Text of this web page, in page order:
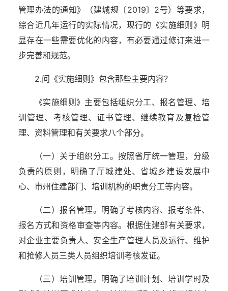
管理办法的通知》（建城规〔2019〕2号）等要求，
综合近几年运行的实际情况，现行的《实施细则》明
显存在一些需要优化的内容，有必要通过修订来进一
步完善和规范。
2.问《实施细则》包含那些主要内容？
《实施细则》主要包括组织分工、报名管理、培
训管理、考核管理、证书管理、继续教育及复检管
理、资料管理和有关要求八个部分。
（一）关于组织分工。按照省厅统一管理，分级
负责的原则，明确了厅城建处、省城乡建设发展中
心、市州住建部门、培训机构的职责分工等内容。
（二）报名管理。明确了考核内容、报考条件、
报名方式和资格审查等内容。根据住建部有关要求，
对企业主要负责人、安全生产管理人员及运行、维护
和抢修人员三类人员组织培训考核发证。
（三）培训管理。明确了培训计划、培训学时及